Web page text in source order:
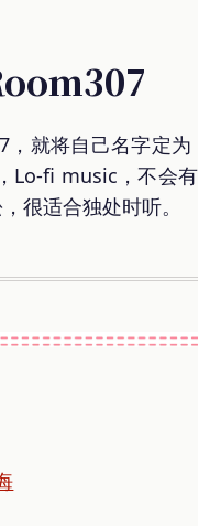
就将自己名字定
Lo-fi music，不会
很适合独处时听。